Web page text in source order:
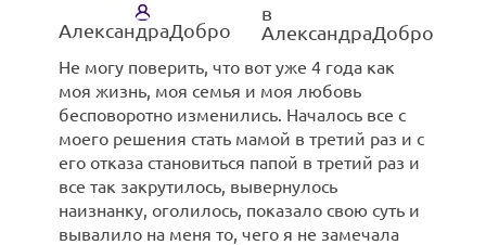
АлександраДобро
в
АлександраДобро
Не могу поверить, что вот уже 4 года как
моя жизнь, моя семья и моя любовь
бесповоротно изменились. Началось все с
моего решения стать мамой в третий раз и с
его отказа становиться папой в третий раз и
все так закрутилось, вывернулось
наизнанку, оголилось, показало свою суть и
вывалило на меня то, чего я не замечала